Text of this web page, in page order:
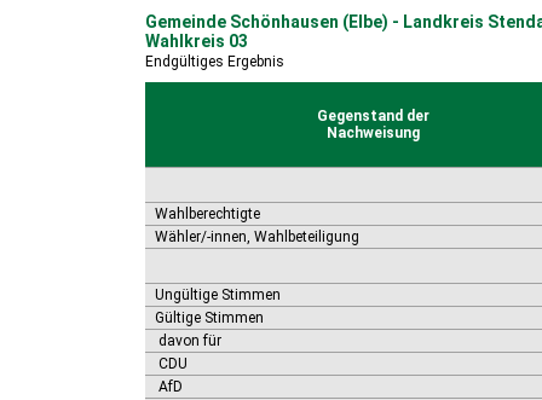
Gemeinde Schönhausen (Elbe) - Landkreis
Wahlkreis 03
Endgültiges Ergebnis
Gegenstand der
Nachweisung
Wahlberechtigte
Wähler/-innen, Wahlbeteiligung
Ungültige Stimmen
Gültige Stimmen
davon für
CDU
AfD